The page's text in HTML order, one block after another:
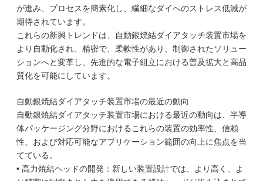
が進み、プロセスを簡素化し、繊細なダイへのストレス低減が
期待されています。
これらの新興トレンドは、自動銀焼結ダイアタッチ装置市場を
より自動化され、精密で、柔軟性があり、制御されたソリュー
ションへと変革し、先進的な電子組立における普及拡大と高品
質化を可能にしています。
自動銀焼結ダイアタッチ装置市場の最近の動向
自動銀焼結ダイアタッチ装置市場における最近の動向は、半導
体パッケージング分野におけるこれらの装置の効率性、信頼
性、および対応可能なアプリケーション範囲の向上に焦点を当
てている。
• 高力焼結ヘッドの開発：新しい装置設計では、より高く、よ